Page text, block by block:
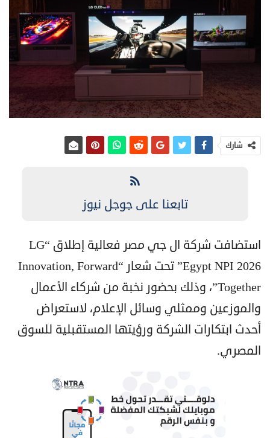
شارك
تابعنا على جوجل نيوز
استضافت شركة ال جي مصر فعالية إطلاق “LG
Egypt NPI 2026” تحت شعار “Innovation, Forward
Together”، وذلك بحضور نخبة من شركاء الأعمال
والموزعين وممثلي وسائل الإعلام، لاستعراض
أحدث ابتكارات الشركة ورؤيتها المستقبلية للسوق
المصري.